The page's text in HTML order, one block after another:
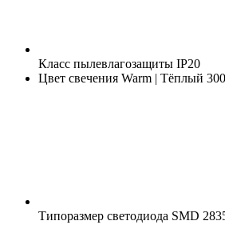
Класс пылевлагозащиты IP20
Цвет свечения Warm | Тёплый
Типоразмер светодиода SMD